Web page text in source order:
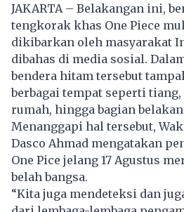
JAKARTA – Belakangan ini,
tengkorak khas One Piece
dikibarkan oleh masyarakat
dibahas di media sosial.
bendera hitam tersebut
berbagai tempat seperti
rumah, hingga bagian
Menanggapi hal tersebut,
Dasco Ahmad mengatakan
One Pice jelang 17 Agustus
belah bangsa.
“Kita juga mendeteksi dan